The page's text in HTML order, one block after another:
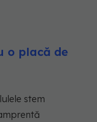
o placă de
stem